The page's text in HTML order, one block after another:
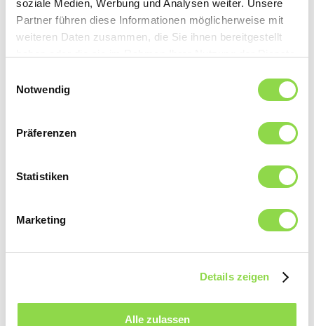
soziale Medien, Werbung und Analysen weiter. Unsere
Partner führen diese Informationen möglicherweise mit
weiteren Daten zusammen, die Sie ihnen bereitgestellt
Notwendig
Präferenzen
Statistiken
Marketing
Details zeigen
Alle zulassen
UrsLüscher